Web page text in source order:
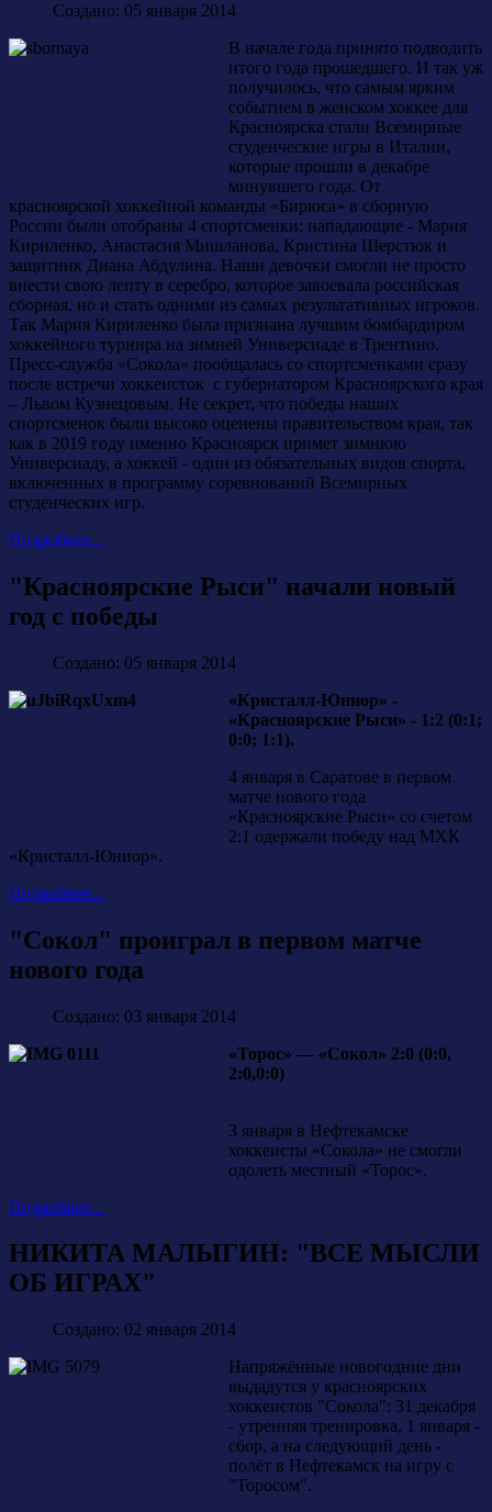
Создано: 05 января 2014
В начале года принято подводить
итого года прошедшего. И так уж
получилось, что самым ярким
событием в женском хоккее для
Красноярска стали Всемирные
студенческие игры в Италии,
которые прошли в декабре
минувшего года. От
красноярской хоккейной команды «Бирюса» в сборную
России были отобраны 4 спортсменки: нападающие - Мария
Кириленко, Анастасия Мишланова, Кристина Шерстюк и
защитник Диана Абдулина. Наши девочки смогли не просто
внести свою лепту в серебро, которое завоевала российская
сборная, но и стать одними из самых результативных игроков.
Так Мария Кириленко была признана лучшим бомбардиром
хоккейного турнира на зимней Универсиаде в Трентино.
Пресс-служба «Сокола» пообщалась со спортсменками сразу
после встречи хоккеисток с губернатором Красноярского края
– Львом Кузнецовым. Не секрет, что победы наших
спортсменок были высоко оценены правительством края, так
как в 2019 году именно Красноярск примет зимнюю
Универсиаду, а хоккей - один из обязательных видов спорта,
включенных в программу соревнований Всемирных
студенческих игр.
Подробнее...
"Красноярские Рыси" начали новый
год с победы
Создано: 05 января 2014
«Кристалл-Юниор» -
«Красноярские Рыси» - 1:2 (0:1;
0:0; 1:1).
4 января в Саратове в первом
матче нового года
«Красноярские Рыси» со счетом
2:1 одержали победу над МХК
«Кристалл-Юниор».
Подробнее...
"Сокол" проиграл в первом матче
нового года
Создано: 03 января 2014
«Торос» — «Сокол» 2:0 (0:0,
2:0,0:0)
3 января в Нефтекамске
хоккеисты «Сокола» не смогли
одолеть местный «Торос».
Подробнее...
НИКИТА МАЛЫГИН: "ВСЕ МЫСЛИ
ОБ ИГРАХ"
Создано: 02 января 2014
Напряжённые новогодние дни
выдадутся у красноярских
хоккеистов "Сокола": 31 декабря
- утренняя тренировка, 1 января -
сбор, а на следующий день -
полёт в Нефтекамск на игру с
"Торосом".